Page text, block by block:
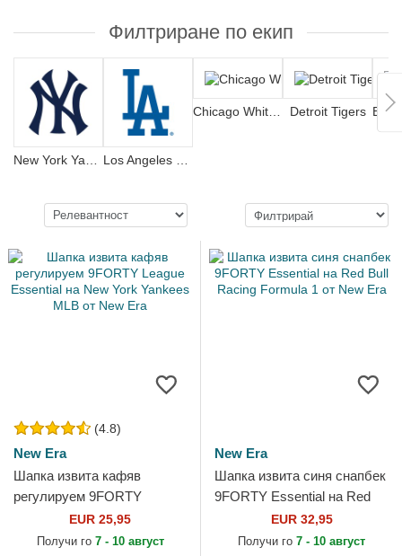
Филтриране по екип
New York Yankees Los Angeles Dodgers
Detroit Tigers
(4.8)
New Era
Шапка извита кафяв
регулируем 9FORTY
League Essential на New
York Yankees MLB от New
EUR 25,95
Получи го 7 - 10 август
New Era
Шапка извита синя снапбек
9FORTY Essential на Red
Bull Racing Formula 1 от
New Era
EUR 32,95
Получи го 7 - 10 август